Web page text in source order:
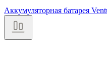
Аккумуляторная батарея